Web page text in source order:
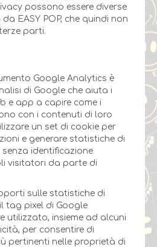
possono essere diverse
EASY POP, che quindi non
parti.
Google Analytics è
di Google che aiuta i
e app a capire come i
con i contenuti di loro
un set di cookie per
e generare statistiche di
identificazione
visitatori da parte di
sulle statistiche di
tag pixel di Google
utilizzato, insieme ad alcuni
per consentire di
pertinenti nelle proprietà di